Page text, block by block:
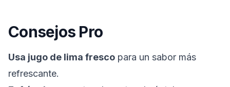
Consejos Pro
Usa jugo de lima fresco para un sabor más
refrescante.